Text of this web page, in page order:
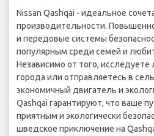
Nissan Qashqai - идеальное
производительности.
и передовые системы
популярным среди семей и
Независимо от того,
города или отправляетесь в
экономичный двигатель и
Qashqai гарантируют, что ваше
приятным и экологически
шведское приключение на